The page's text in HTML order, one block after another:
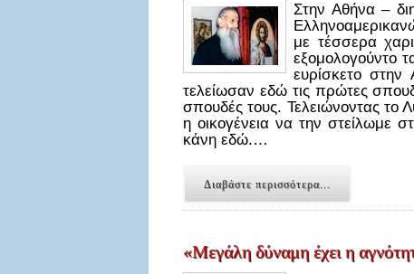
Στην Αθήνα –
με τέσσερα
εξομολογούντο
ευρίσκετο στην
τελείωσαν εδώ τις πρώτες
σπουδές τους. Τελειώνοντας το
η οικογένεια να την στείλωμε
κάνη εδώ.…
Διαβάστε περισσότερα...
«Μεγάλη δύναμη έχει η